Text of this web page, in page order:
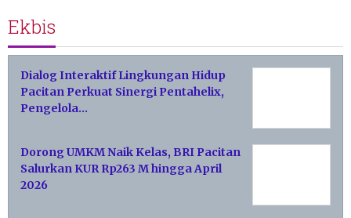
Ekbis
Dialog Interaktif Lingkungan Hidup
Pacitan Perkuat Sinergi Pentahelix,
Pengelola…
Dorong UMKM Naik Kelas, BRI Pacitan
Salurkan KUR Rp263 M hingga April
2026